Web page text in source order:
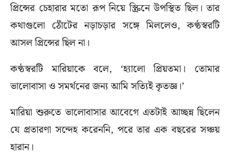
প্রিন্সের চেহারার মতো রূপ নিয়ে স্ক্রিনে উপস্থিত ছিল। তার
কথাগুলো ঠোঁটের নড়াচড়ার সঙ্গে মিললেও, কণ্ঠস্বরটি
আসল প্রিন্সের ছিল না।
কণ্ঠস্বরটি মারিয়াকে বলে, ‘হ্যালো প্রিয়তমা। তোমার
ভালোবাসা ও সমর্থনের জন্য আমি সত্যিই কৃতজ্ঞ।’
মারিয়া শুরুতে ভালোবাসার আবেগে এতটাই আচ্ছন্ন ছিলেন
যে প্রতারণা সন্দেহ করেননি, পরে তার এক বছরের সঞ্চয়
হারান।